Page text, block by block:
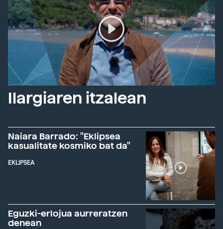
Ilargiaren itzalean
Naiara Barrado: "Eklipsea
kasualitate kosmiko bat da"
EKLIPSEA
Eguzki-erlojua aurreratzen
denean